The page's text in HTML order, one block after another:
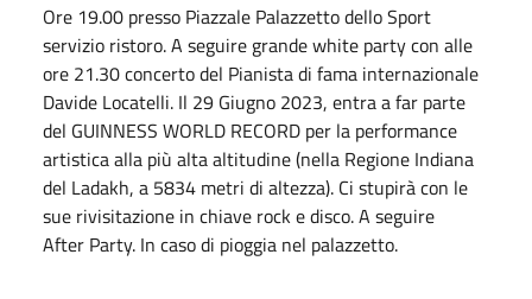
Ore 19.00 presso Piazzale Palazzetto dello Sport
servizio ristoro. A seguire grande white party con alle
ore 21.30 concerto del Pianista di fama internazionale
Davide Locatelli. Il 29 Giugno 2023, entra a far parte
del GUINNESS WORLD RECORD per la performance
artistica alla più alta altitudine (nella Regione Indiana
del Ladakh, a 5834 metri di altezza). Ci stupirà con le
sue rivisitazione in chiave rock e disco. A seguire
After Party. In caso di pioggia nel palazzetto.